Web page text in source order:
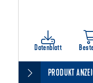
Datenblatt
PRODUKT